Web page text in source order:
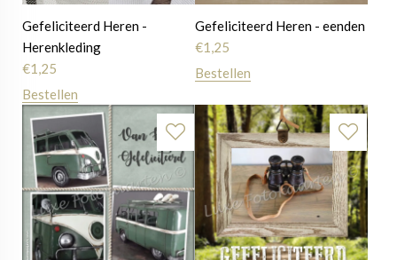
Gefeliciteerd Heren -
Herenkleding
€1,25
Bestellen
Gefeliciteerd Heren - eenden
€1,25
Bestellen